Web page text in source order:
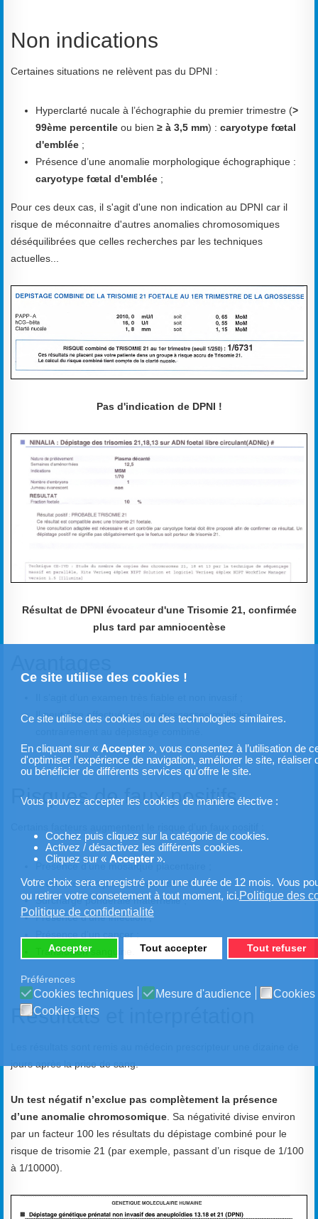
Ce site utilise des cookies !
Ce site utilise des cookies ou des technologies similaires.
En cliquant sur « Accepter», vous consentez à l’utilisation de
d'optimiser l’expérience de navigation, améliorer le site, réaliser
ou bénéficier de différents services qu'offre le site.
Vous pouvez accepter les cookies de manière élective :
Cochez puis cliquez sur la catégorie de cookies.
Activez / désactivez les différents cookies.
Cliquez sur « Accepter».
Votre choix sera enregistré pour une durée de 12 mois. Vous
ou retirer votre consetement à tout moment, ici.Politique des
Politique de confidentialité
Accepter Tout accepter Tout refuser
Préférences
Cookies techniques Mesure d'audience
Cookies
Cookies tiers
Non indications
Certaines situations ne relèvent pas du DPNI :
Hyperclarté nucale à l’échographie du premier trimestre (>
99ème percentile ou bien ≥ à 3,5 mm) : caryotype fœtal
d'emblée ;
Présence d’une anomalie morphologique échographique :
caryotype fœtal d'emblée ;
Pour ces deux cas, il s'agit d'une non indication au DPNI car il
risque de méconnaitre d'autres anomalies chromosomiques
déséquilibrées que celles recherches par les techniques
actuelles...
Pas d'indication de DPNI !
Résultat de DPNI évocateur d'une Trisomie 21, confirmée
plus tard par amniocentèse
Il peut être effectué sur les grossesses multiples,
Risques de faux positifs
Présence d’une mosaïque placentaire ;
Présence d’un jumeau évanescent ;
Surcharge pondérale maternelle ;
Présence d’une infection ;
Transfusion sanguine.
Résultats et interprétation
jours après la prise de sang.
Un test négatif n’exclue pas complètement la présence
d’une anomalie chromosomique . Sa négativité divise environ
par un facteur 100 les résultats du dépistage combiné pour le
risque de trisomie 21 (par exemple, passant d’un risque de 1/100
à 1/10000).